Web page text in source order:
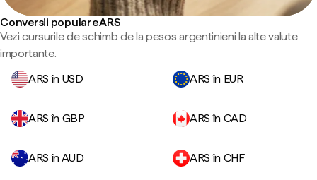
Conversii populare ARS
Vezi cursurile de schimb de la pesos argentinieni la alte valute
importante.
ARS în USD
ARS în EUR
ARS în GBP ARS în CAD
ARS în AUD ARS în CHF